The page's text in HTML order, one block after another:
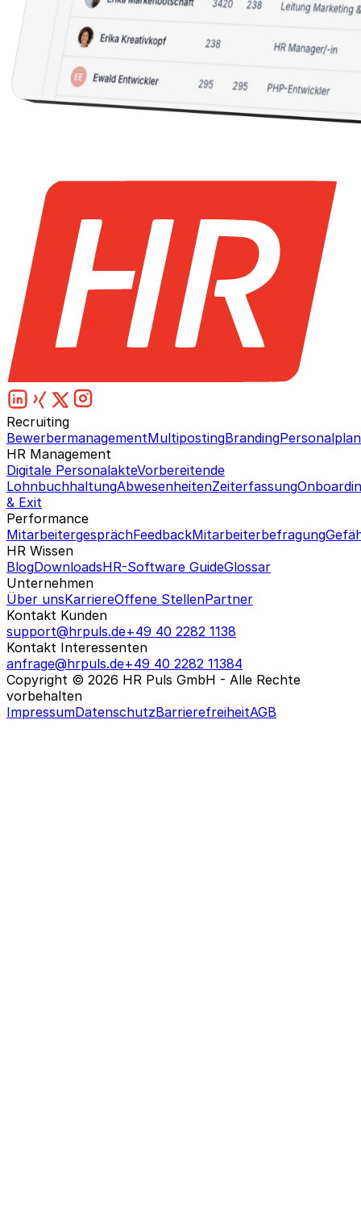
Recruiting
BewerbermanagementMultipostingBranding
HR Management
Digitale PersonalakteVorbereitende
LohnbuchhaltungAbwesenheitenZeiterfassung
& Exit
Performance
MitarbeitergesprächFeedbackMitarbeiterbefragung
HR Wissen
BlogDownloadsHR-Software GuideGlossar
Unternehmen
Über unsKarriereOffene StellenPartner
Kontakt Kunden
support@hrpuls.de+49 40 2282 1138
Kontakt Interessenten
anfrage@hrpuls.de+49 40 2282 11384
Copyright © 2026 HR Puls GmbH - Alle Rechte
vorbehalten
ImpressumDatenschutzBarrierefreiheitAGB